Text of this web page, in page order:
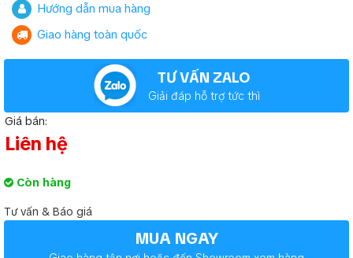
Hướng dẫn mua hàng
Giao hàng toàn quốc
TƯ VẤN ZALO
Giải đáp hỗ trợ tức thì
Giá bán:
Liên hệ
Còn hàng
Tư vấn & Báo giá
MUA NGAY